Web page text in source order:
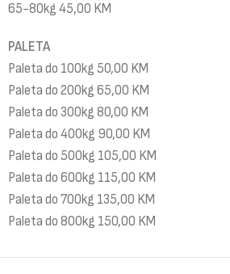
65-80kg 45,00 KM
PALETA
Paleta do 100kg 50,00 KM
Paleta do 200kg 65,00 KM
Paleta do 300kg 80,00 KM
Paleta do 400kg 90,00 KM
Paleta do 500kg 105,00 KM
Paleta do 600kg 115,00 KM
Paleta do 700kg 135,00 KM
Paleta do 800kg 150,00 KM